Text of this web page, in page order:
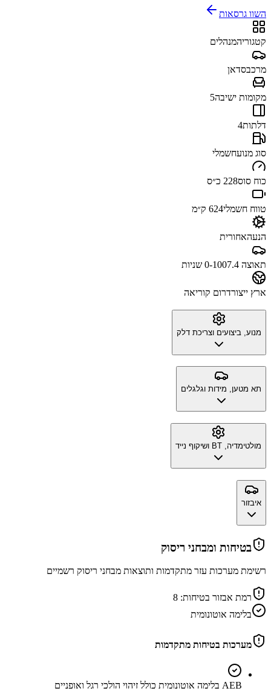
השוו גרסאות
קטגוריהמנהלים
מרכבסדאן
מקומות ישיבה5
דלתות4
סוג מנועחשמלי
כוח סוס228 כ״ס
טווח חשמלי624 ק״מ
הנעהאחורית
תאוצה 0-100 7.4 שניות
ארץ ייצורדרום קוריאה
מנוע, ביצועים וצריכת דלק
תא מטען, מידות וגלגלים
מולטימדיה, BT ושיקוף נייד
איבזור
בטיחות ומבחני ריסוק
רשימת מערכות עזר מתקדמות ותוצאות מבחני ריסוק רשמיים
רמת אבזור בטיחות: 8
בלימה אוטונומית
מערכות בטיחות מתקדמות
AEB בלימה אוטונומית כולל זיהוי הולכי רגל ואופניים